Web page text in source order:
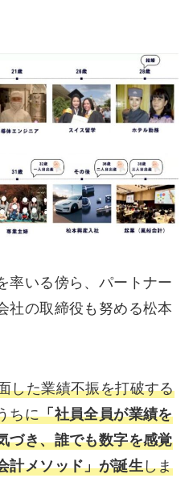
率いる傍ら、パートナー
社の取締役も努める松本
した業績不振を打破する
ちに「社員全員が業績を
づき、誰でも数字を感覚
計メソッド」が誕生しま